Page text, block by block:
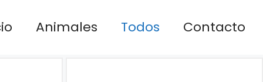
Animales Todos Contacto